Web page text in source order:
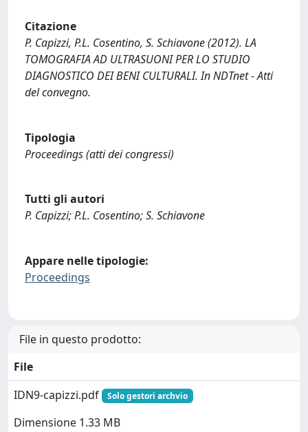
Citazione
P. Capizzi, P.L. Cosentino, S. Schiavone (2012). LA
TOMOGRAFIA AD ULTRASUONI PER LO STUDIO
DIAGNOSTICO DEI BENI CULTURALI. In NDTnet - Atti
del convegno.
Tipologia
Proceedings (atti dei congressi)
Tutti gli autori
P. Capizzi; P.L. Cosentino; S. Schiavone
Appare nelle tipologie:
Proceedings
File in questo prodotto:
File
IDN9-capizzi.pdf
Solo gestori archvio
Dimensione 1.33 MB